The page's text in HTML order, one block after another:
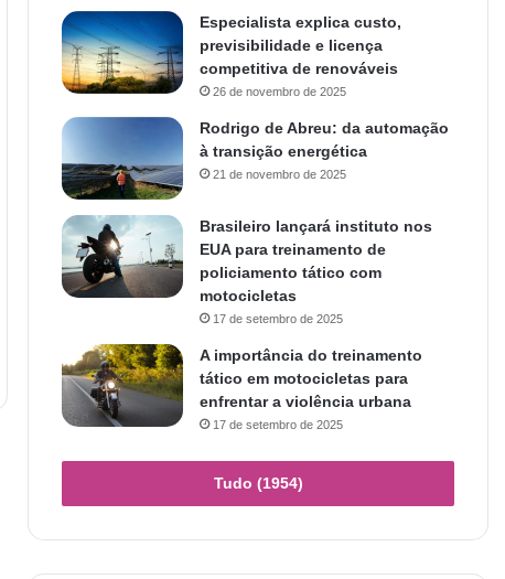
Especialista explica custo,
previsibilidade e licença
competitiva de renováveis
26 de novembro de 2025
Rodrigo de Abreu: da automação
à transição energética
21 de novembro de 2025
Brasileiro lançará instituto nos
EUA para treinamento de
policiamento tático com
motocicletas
17 de setembro de 2025
A importância do treinamento
tático em motocicletas para
enfrentar a violência urbana
17 de setembro de 2025
Tudo (1954)